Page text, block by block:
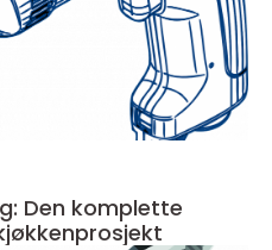
Den komplette